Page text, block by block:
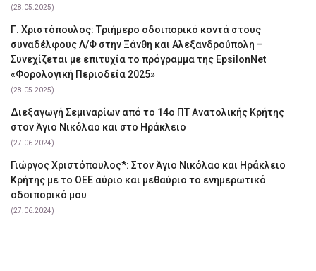
(28.05.2025)
Γ. Χριστόπουλος: Tριήμερο οδοιπορικό κοντά στους
συναδέλφους Λ/Φ στην Ξάνθη και Αλεξανδρούπολη –
Συνεχίζεται με επιτυχία το πρόγραμμα της EpsilonNet
«Φορολογική Περιοδεία 2025»
(28.05.2025)
Διεξαγωγή Σεμιναρίων από το 14ο ΠΤ Ανατολικής Κρήτης
στον Άγιο Νικόλαο και στο Ηράκλειο
(27.06.2024)
Γιώργος Χριστόπουλος*: Στον Άγιο Νικόλαο και Ηράκλειο
Κρήτης με το ΟΕΕ αύριο και μεθαύριο το ενημερωτικό
οδοιπορικό μου
(27.06.2024)